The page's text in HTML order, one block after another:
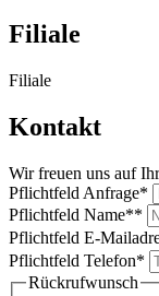
Filiale
Filiale
Kontakt
Wir freuen uns auf
Pflichtfeld Anfrage*
Pflichtfeld Name**
Pflichtfeld E-
Pflichtfeld Telefon*
Rückrufwunsch